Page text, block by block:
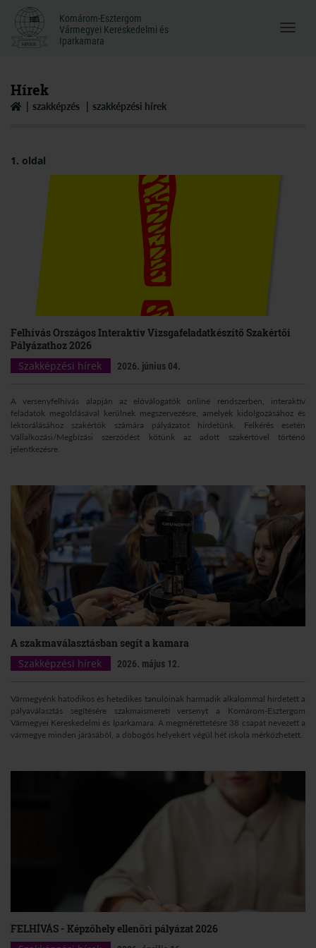
Komárom-Esztergom
Vármegyei Kereskedelmi és
Iparkamara
Komárom-Esztergom
Vármegyei Kereskedelmi és
Iparkamara
Menü
Hírek
szakképzés szakképzési hírek
1. oldal
Felhívás Országos Interaktív Vizsgafeladatkészítő Szakértői
Pályázathoz 2026
Szakképzési hírek
2026. június 04.
A versenyfelhívás alapján az előválogatók online rendszerben, interaktív
feladatok megoldásával kerülnek megszervezésre, amelyek kidolgozásához és
lektorálásához szakértők számára pályázatot hirdetünk. Felkérés esetén
Vállalkozási/Megbízási szerződést kötünk az adott szakértővel történő
jelentkezésre.
A szakmaválasztásban segít a kamara
Szakképzési hírek
2026. május 12.
Vármegyénk hatodikos és hetedikes tanulóinak harmadik alkalommal hirdetett a
pályaválasztás segítésére szakmaismereti versenyt a Komárom-Esztergom
Vármegyei Kereskedelmi és Iparkamara. A megmérettetésre 38 csapat nevezett a
vármegye minden járásából, a dobogós helyekért végül hét iskola mérkőzhetett.
FELHÍVÁS - Képzőhely ellenőri pályázat 2026